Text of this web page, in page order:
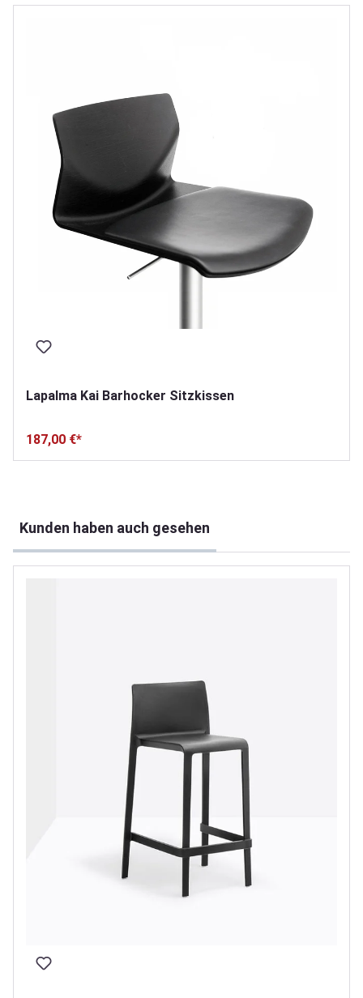
Lapalma Kai Barhocker Sitzkissen
187,00 €*
Kunden haben auch gesehen